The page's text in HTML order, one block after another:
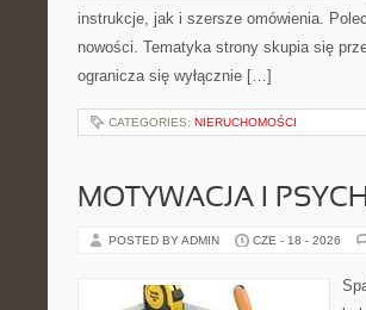
instrukcje, jak i szersze omówienia.
nowości. Tematyka strony skupia się
ogranicza się wyłącznie […]
CATEGORIES: NIERUCHOMOŚCI
MOTYWACJA I
POSTED BY ADMIN CZE - 18 - 2026